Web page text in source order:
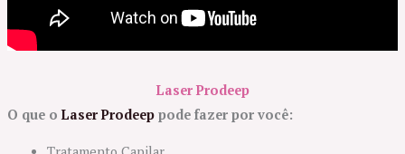
Laser Prodeep
O que oLaser Prodeeppode fazer por você: